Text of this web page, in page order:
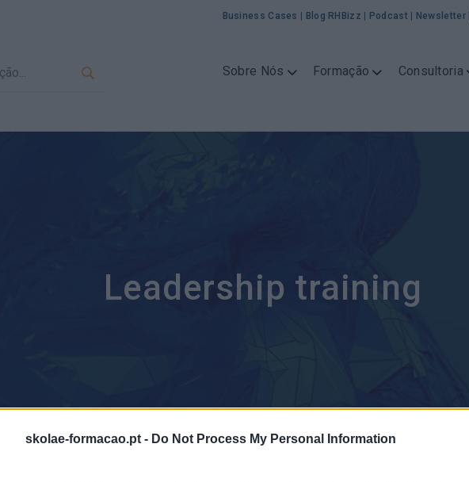
skolae-formacao.pt - Do Not Process My Personal Information
Business Cases Blog RHBizz Podcast Newsletter|
Sobre Nós Formação Consultoria
Leadership training
Home